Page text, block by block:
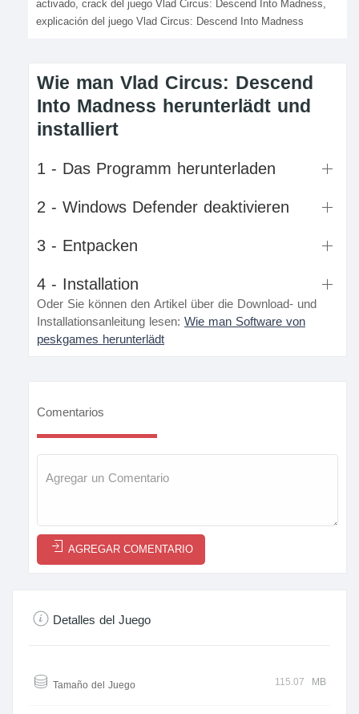
explicación del juego Vlad Circus: Descend Into Madness
Wie man Vlad Circus: Descend
Into Madness herunterlädt und
installiert
1 - Das Programm herunterladen
2 - Windows Defender deaktivieren
3 - Entpacken
4 - Installation
Oder Sie können den Artikel über die Download- und
Installationsanleitung lesen: Wie man Software von
peskgames herunterlädt
Comentarios
AGREGAR COMENTARIO
Detalles del Juego
Tamaño del Juego 115.07 MB